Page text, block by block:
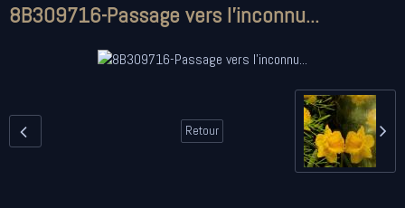
8B309716-Passage vers l'inconnu...
Retour